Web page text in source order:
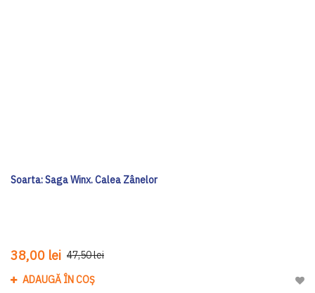
Soarta: Saga Winx. Calea Zânelor
38,00 lei 47,50 lei
ADAUGĂ ÎN COȘ